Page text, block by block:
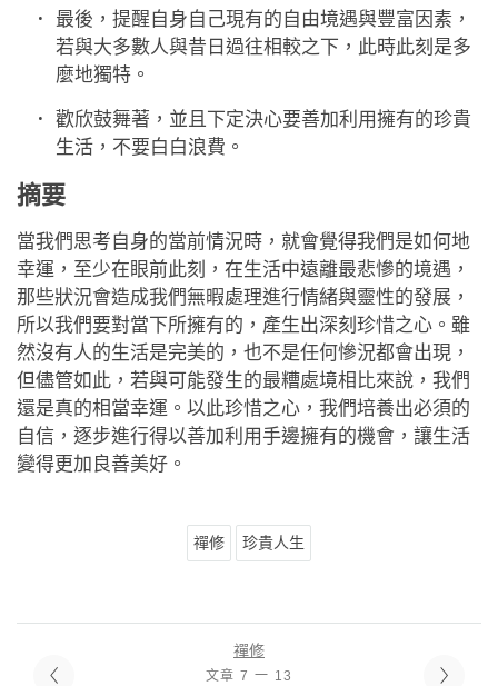
最後，提醒自身自己現有的自由境遇與豐富因素，
若與大多數人與昔日過往相較之下，此時此刻是多
麼地獨特。
歡欣鼓舞著，並且下定決心要善加利用擁有的珍貴
生活，不要白白浪費。
摘要
當我們思考自身的當前情況時，就會覺得我們是如何地
幸運，至少在眼前此刻，在生活中遠離最悲慘的境遇，
那些狀況會造成我們無暇處理進行情緒與靈性的發展，
所以我們要對當下所擁有的，產生出深刻珍惜之心。雖
然沒有人的生活是完美的，也不是任何慘況都會出現，
但儘管如此，若與可能發生的最糟處境相比來說，我們
還是真的相當幸運。以此珍惜之心，我們培養出必須的
自信，逐步進行得以善加利用手邊擁有的機會，讓生活
變得更加良善美好。
禪修 珍貴人生
禪修
文章 7 一 13